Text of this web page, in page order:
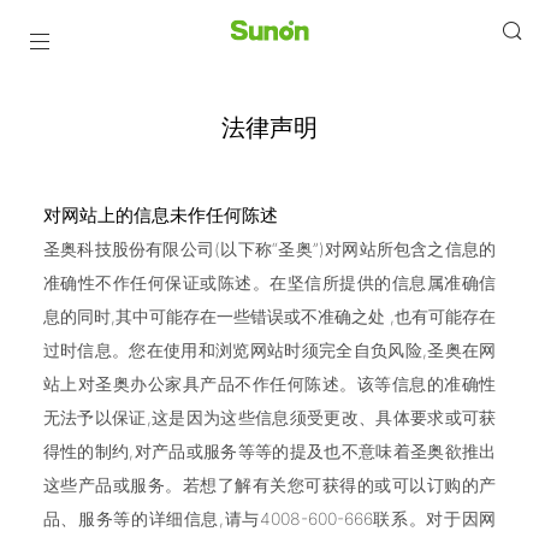
法律声明
对网站上的信息未作任何陈述
圣奥科技股份有限公司(以下称“圣奥”)对网站所包含之信息的
准确性不作任何保证或陈述。在坚信所提供的信息属准确信
息的同时,其中可能存在一些错误或不准确之处 ,也有可能存在
过时信息。您在使用和浏览网站时须完全自负风险,圣奥在网
站上对圣奥办公家具产品不作任何陈述。该等信息的准确性
无法予以保证,这是因为这些信息须受更改、具体要求或可获
得性的制约,对产品或服务等等的提及也不意味着圣奥欲推出
这些产品或服务。若想了解有关您可获得的或可以订购的产
品、服务等的详细信息,请与4008-600-666联系。对于因网